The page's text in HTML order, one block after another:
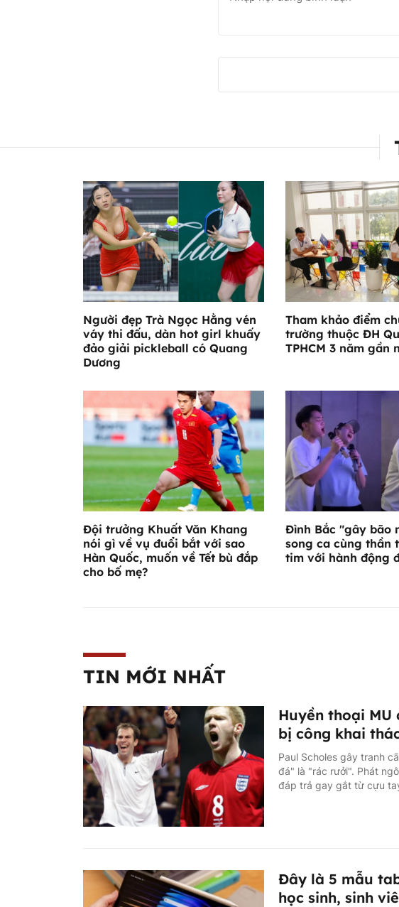
Người đẹp Trà Ngọc Hằng vén
váy thi đấu, dàn hot girl khuấy
đảo giải pickleball có Quang
Dương
Tham khảo điểm
trường thuộc ĐH
TPHCM 3 năm gần
Đội trưởng Khuất Văn Khang
nói gì về vụ đuổi bắt với sao
Hàn Quốc, muốn về Tết bù đắp
cho bố mẹ?
Đình Bắc "gây bão
song ca cùng thần
tim với hành động
TIN MỚI NHẤT
Huyền thoại
bị công khai
Paul Scholes gây tranh
đá" là "rác rưởi". Phát
đáp trả gay gắt từ cựu
Đây là 5 mẫu
học sinh, sinh